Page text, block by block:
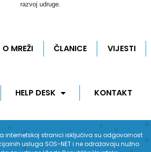
razvoj udruge.
O MREŽI ČLANICE VIJESTI
HELP DESK KONTAKT
internetskoj stranici isključiva su odgovornost
usluga SOS-NET i ne odražavaju nužno